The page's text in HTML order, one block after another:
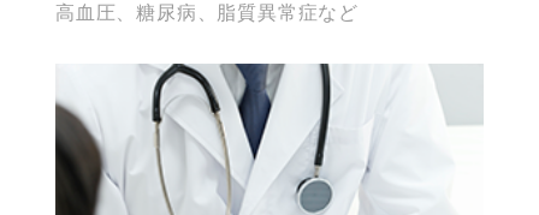
高血圧、糖尿病、脂質異常症など